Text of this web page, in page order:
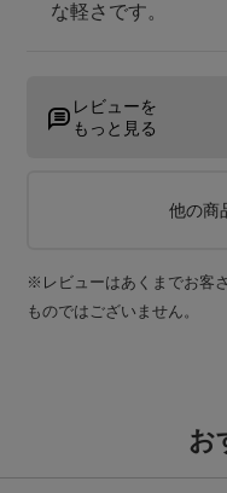
な軽さです。
レビューを
もっと見る
他の商
※レビューはあくまでお客
ものではございません。
お